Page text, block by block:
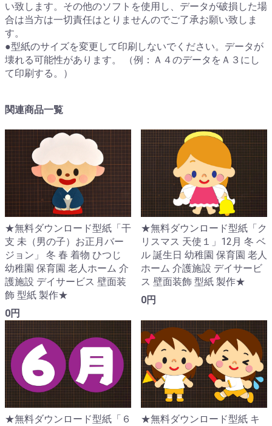
い致します。その他のソフトを使用し、データが破損した場
合は当方は一切責任はとりませんのでご了承お願い致しま
す。
●型紙のサイズを変更して印刷しないでください。データが
壊れる可能性があります。 （例：Ａ４のデータをＡ３にし
て印刷する。）
関連商品一覧
★無料ダウンロード型紙「干
支 未（男の子）お正月バー
ジョン」 冬 春 着物 ひつじ
幼稚園 保育園 老人ホーム 介
護施設 デイサービス 壁面装
飾 型紙 製作★
0円
★無料ダウンロード型紙「ク
リスマス 天使１」12月 冬 ベ
ル 誕生日 幼稚園 保育園 老人
ホーム 介護施設 デイサービ
ス 壁面装飾 型紙 製作★
0円
★無料ダウンロード型紙「６
★無料ダウンロード型紙 キ